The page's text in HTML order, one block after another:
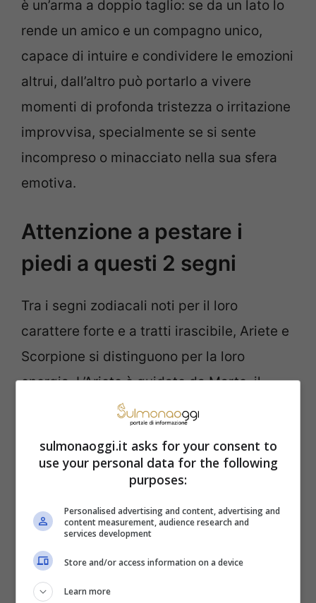
è un’arma a doppio taglio: se da un lato lo
rende un amico e un compagno unico,
capace di intuire e condividere le emozioni
altrui, dall’altro può portarlo a vivere
momenti di profonda tristezza o irritazione
improvvisa, specialmente se si sente
incompreso o minacciato nella sua sfera
emotiva.
Attenzione a pestare i
piedi a questi 2 segni
Tra i segni zodiacali noti per il loro
carattere forte e a tratti irascibile, Ariete e
Scorpione si distinguono per la loro
energia. L’Ariete è guidato da Marte, il
pianeta dell’azione e del desiderio. Questo
ma anche di impazienza e impulsività.
L’Ariete si lancia a capofitto in ogni sfida,
mosso da un’inarrestabile voglia di vivere
e conquistare. La sua irascibilità emerge
quando si trova di fronte a ostacoli o
limitazioni, percependoli come un affronto
sulmonaoggi.it asks for your consent to
use your personal data for the following
purposes:
Personalised advertising and content, advertising and
content measurement, audience research and
services development
Store and/or access information on a device
Learn more